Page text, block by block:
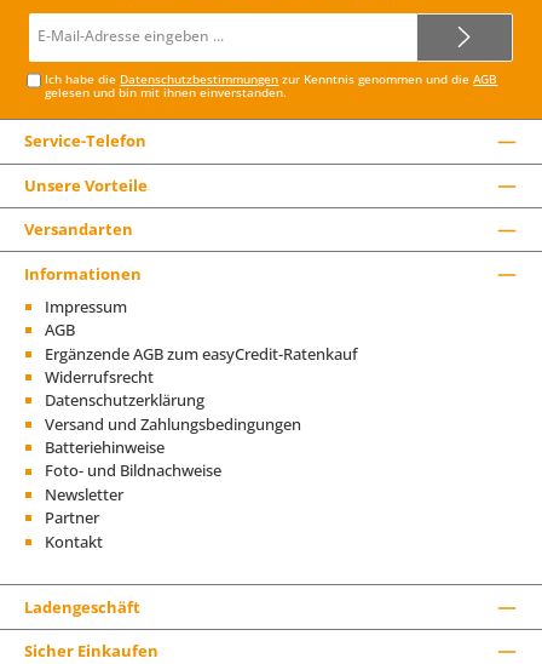
Mail-
Ich habe die Datenschutzbestimmungen zur Kenntnis genommen und dieAGB
gelesen und bin mit ihnen einverstanden.
Service-Telefon
Unsere Vorteile
Versandarten
Informationen
Impressum
AGB
Ergänzende AGB zum easyCredit-Ratenkauf
Widerrufsrecht
Datenschutzerklärung
Versand und Zahlungsbedingungen
Batteriehinweise
Foto- und Bildnachweise
Newsletter
Partner
Kontakt
Ladengeschäft
Sicher Einkaufen